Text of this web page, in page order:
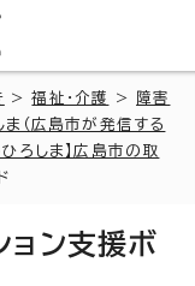
>福祉・介護 >
障害
（広島市が発信する
ろしま】広島市の取
ョン支援ボ